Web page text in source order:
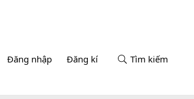
Đăng nhập Đăng kí Tìm kiếm